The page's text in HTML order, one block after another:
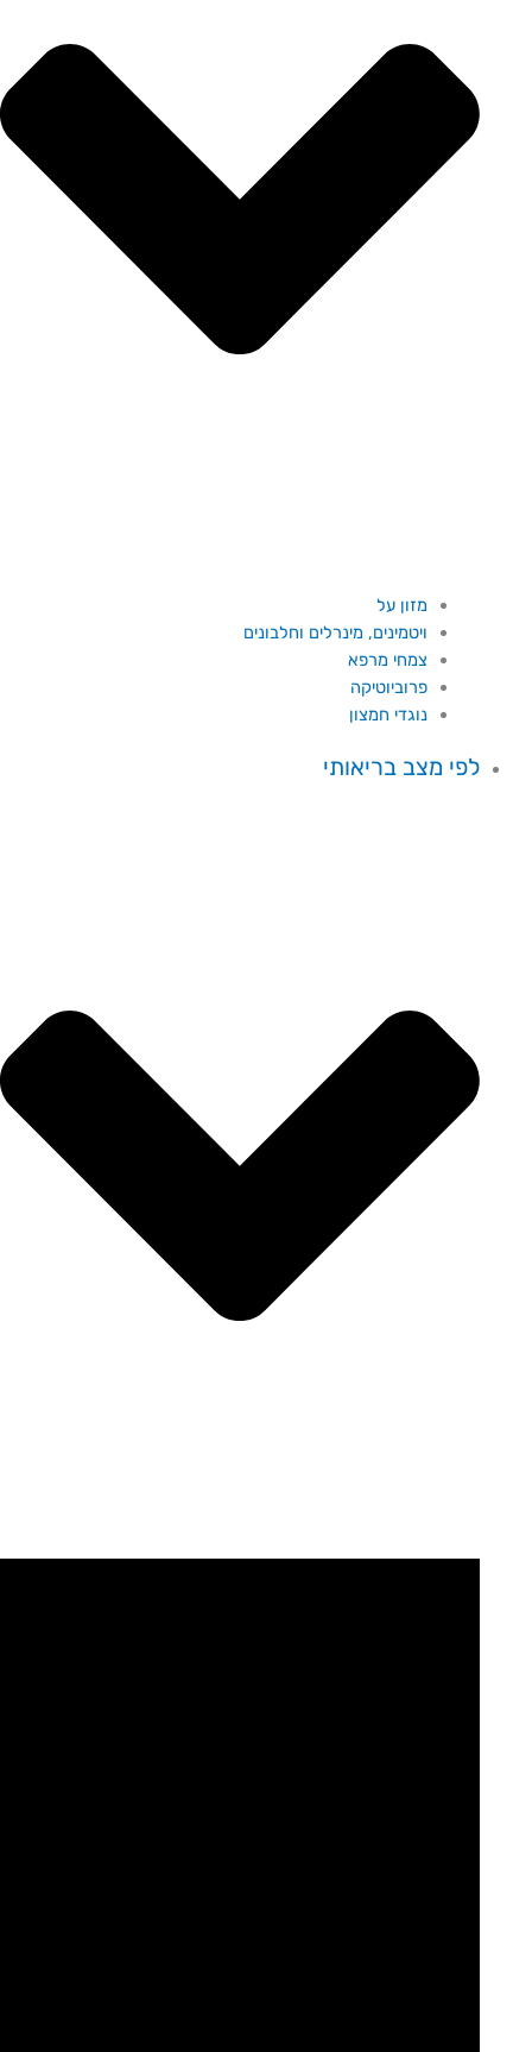
מזון על
ויטמינים, מינרלים וחלבונים
צמחי מרפא
פרוביוטיקה
נוגדי חמצון
לפי מצב בריאותי